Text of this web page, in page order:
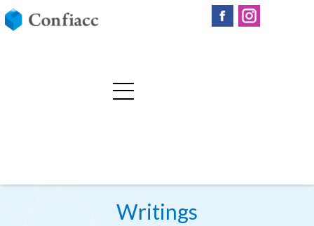
Writings